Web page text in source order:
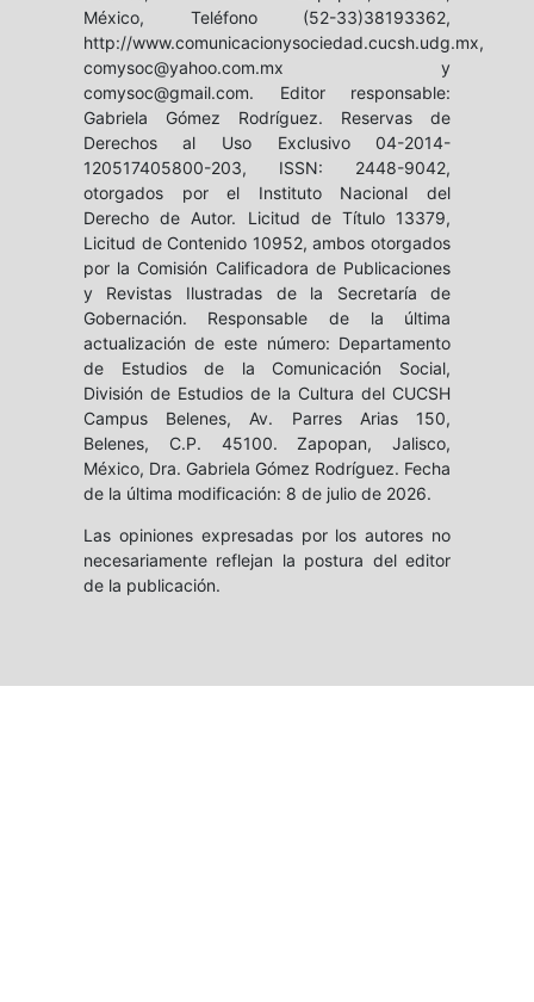
México, Teléfono (52-33)38193362,
http://www.comunicacionysociedad.cucsh.udg.mx,
comysoc@yahoo.com.mx y
comysoc@gmail.com. Editor responsable:
Gabriela Gómez Rodríguez. Reservas de
Derechos al Uso Exclusivo 04-2014-
120517405800-203, ISSN: 2448-9042,
otorgados por el Instituto Nacional del
Derecho de Autor. Licitud de Título 13379,
Licitud de Contenido 10952, ambos otorgados
por la Comisión Calificadora de Publicaciones
y Revistas Ilustradas de la Secretaría de
Gobernación. Responsable de la última
actualización de este número: Departamento
de Estudios de la Comunicación Social,
División de Estudios de la Cultura del CUCSH
Campus Belenes, Av. Parres Arias 150,
Belenes, C.P. 45100. Zapopan, Jalisco,
México, Dra. Gabriela Gómez Rodríguez. Fecha
de la última modificación: 8 de julio de 2026.
Las opiniones expresadas por los autores no
necesariamente reflejan la postura del editor
de la publicación.